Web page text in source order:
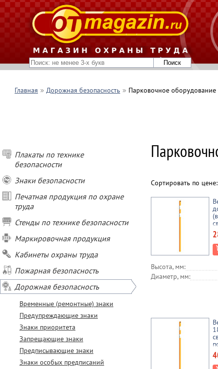
Главная Дорожная безопасность Парковочное оборудование
Плакаты по технике
безопасности
Знаки безопасности
Печатная продукция по охране
труда
Стенды по технике безопасности
Маркировочная продукция
Кабинеты охраны труда
Пожарная безопасность
Дорожная безопасность
Временные (ремонтные) знаки
Предупреждающие знаки
Знаки приоритета
Запрещающие знаки
Предписывающие знаки
Знаки особых предписаний
Сортировать по
Высота, мм:
Диаметр, мм: